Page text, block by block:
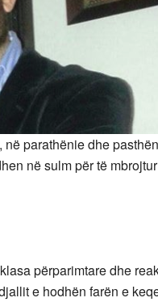
parathënie dhe
në sulm për të
përparimtare dhe
e hodhën farën e